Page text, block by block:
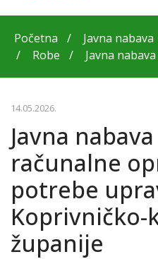
Početna Javna nabava
Robe
Javna
14.05.2026.
Javna
računalne
potrebe
Koprivničko-
županije